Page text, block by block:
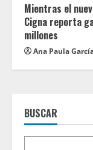
Mientras el
Cigna reporta
millones
Ana Paula
BUSCAR